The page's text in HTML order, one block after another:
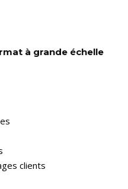
à grande échelle
clients